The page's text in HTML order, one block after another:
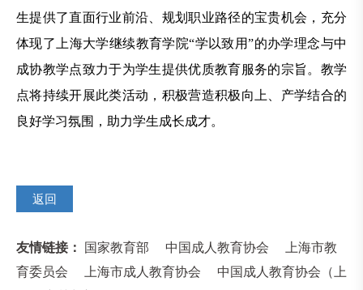
生提供了直面行业前沿、规划职业路径的宝贵机会，充分
体现了上海大学继续教育学院“学以致用”的办学理念与中
成协教学点致力于为学生提供优质教育服务的宗旨。教学
点将持续开展此类活动，积极营造积极向上、产学结合的
良好学习氛围，助力学生成长成才。
返回
友情链接： 国家教育部 中国成人教育协会
上海市教
育委员会
上海市成人教育协会
中国成人教育协会（上